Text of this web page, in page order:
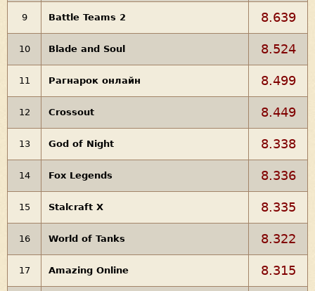
9 Battle Teams 2 8.639
10 Blade and Soul 8.524
11 Рагнарок oнлайн 8.499
12 Crossout 8.449
13 God of Night 8.338
14 Fox Legends 8.336
15 Stalcraft X 8.335
16 World of Tanks 8.322
17 Amazing Online 8.315